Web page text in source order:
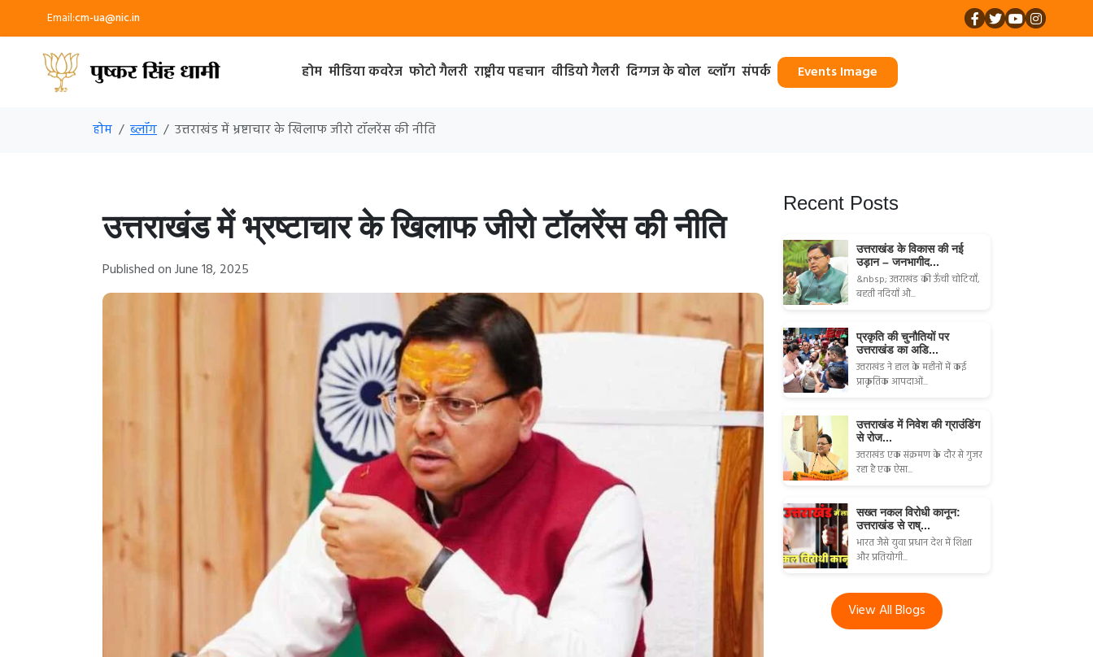
Email:cm-ua@nic.in
होम मीडिया कवरेज फोटो गैलरी राष्ट्रीय पहचान वीडियो गैलरी दिग्गज के बोल ब्लॉग संपर्क Events Image
होम ब्लॉग उत्तराखंड में भ्रष्टाचार के खिलाफ जीरो टॉलरेंस की नीति
उत्तराखंड में भ्रष्टाचार के खिलाफ जीरो टॉलरेंस की नीति
Published on June 18, 2025
Recent Posts
उत्तराखंड के विकास की नई
उड़ान – जनभागीद...
&nbsp; उत्तराखंड की ऊँची चोटियाँ,
बहती नदियाँ औ...
प्रकृति की चुनौतियों पर
उत्तराखंड का अडि...
उत्तराखंड ने हाल के महीनों में कई
प्राकृतिक आपदाओं...
उत्तराखंड में निवेश की ग्राउंडिंग
से रोज...
उत्तराखंड एक संक्रमण के दौर से गुजर
रहा है एक ऐसा...
सख्त नकल विरोधी कानून:
उत्तराखंड से राष्...
भारत जैसे युवा प्रधान देश में शिक्षा
और प्रतियोगी...
View All Blogs